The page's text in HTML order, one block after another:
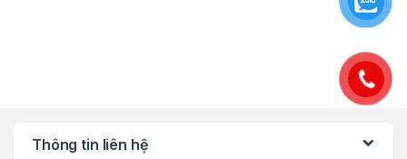
Thông tin liên hệ